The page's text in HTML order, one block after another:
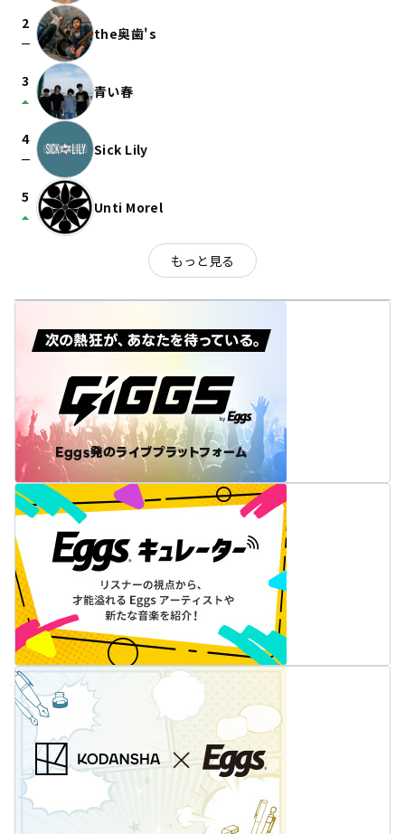
2
check_indeterminate_small the奥歯's
3
arrow_drop_up 青い春
4
check_indeterminate_small Sick Lily
5
arrow_drop_up Unti Morel
もっと見る